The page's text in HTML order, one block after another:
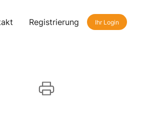
Registrierung Ihr Login